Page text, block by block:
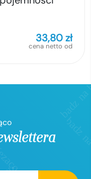
33,80zł
cena netto od